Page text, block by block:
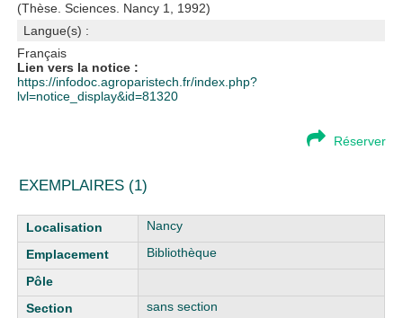
(Thèse. Sciences. Nancy 1, 1992)
Langue(s) :
Français
Lien vers la notice :
https://infodoc.agroparistech.fr/index.php?
lvl=notice_display&id=81320
Réserver
EXEMPLAIRES (1)
Liste des exemplaires
Nancy
Bibliothèque
sans section